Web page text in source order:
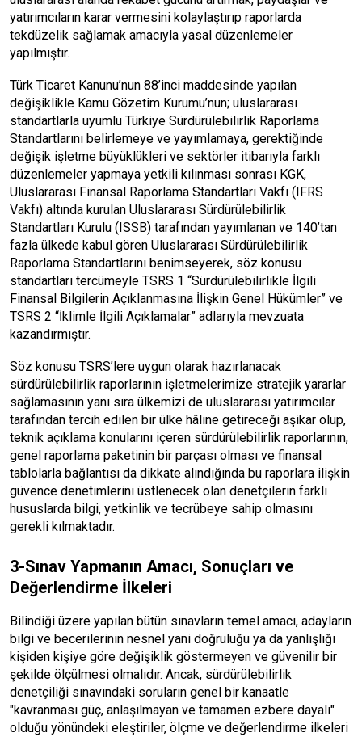
yatırımcıların karar vermesini kolaylaştırıp raporlarda
tekdüzelik sağlamak amacıyla yasal düzenlemeler
yapılmıştır.
Türk Ticaret Kanunu’nun 88’inci maddesinde yapılan
değişiklikle Kamu Gözetim Kurumu’nun; uluslararası
standartlarla uyumlu Türkiye Sürdürülebilirlik Raporlama
Standartlarını belirlemeye ve yayımlamaya, gerektiğinde
değişik işletme büyüklükleri ve sektörler itibarıyla farklı
düzenlemeler yapmaya yetkili kılınması sonrası KGK,
Uluslararası Finansal Raporlama Standartları Vakfı (IFRS
Vakfı) altında kurulan Uluslararası Sürdürülebilirlik
Standartları Kurulu (ISSB) tarafından yayımlanan ve 140’tan
fazla ülkede kabul gören Uluslararası Sürdürülebilirlik
Raporlama Standartlarını benimseyerek, söz konusu
standartları tercümeyle TSRS 1 “Sürdürülebilirlikle İlgili
Finansal Bilgilerin Açıklanmasına İlişkin Genel Hükümler” ve
TSRS 2 “İklimle İlgili Açıklamalar” adlarıyla mevzuata
kazandırmıştır.
Söz konusu TSRS’lere uygun olarak hazırlanacak
sürdürülebilirlik raporlarının işletmelerimize stratejik yararlar
sağlamasının yanı sıra ülkemizi de uluslararası yatırımcılar
tarafından tercih edilen bir ülke hâline getireceği aşikar olup,
teknik açıklama konularını içeren sürdürülebilirlik raporlarının,
genel raporlama paketinin bir parçası olması ve finansal
tablolarla bağlantısı da dikkate alındığında bu raporlara ilişkin
güvence denetimlerini üstlenecek olan denetçilerin farklı
hususlarda bilgi, yetkinlik ve tecrübeye sahip olmasını
gerekli kılmaktadır.
3-Sınav Yapmanın Amacı, Sonuçları ve
Değerlendirme İlkeleri
Bilindiği üzere yapılan bütün sınavların temel amacı, adayların
bilgi ve becerilerinin nesnel yani doğruluğu ya da yanlışlığı
kişiden kişiye göre değişiklik göstermeyen ve güvenilir bir
şekilde ölçülmesi olmalıdır. Ancak, sürdürülebilirlik
denetçiliği sınavındaki soruların genel bir kanaatle
"kavranması güç, anlaşılmayan ve tamamen ezbere dayalı"
olduğu yönündeki eleştiriler, ölçme ve değerlendirme ilkeleri